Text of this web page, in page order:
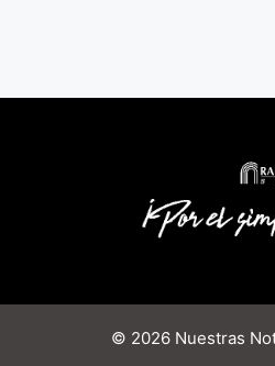
© 2026 Nuestras